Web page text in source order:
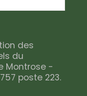
des
du
Montrose -
poste 223.